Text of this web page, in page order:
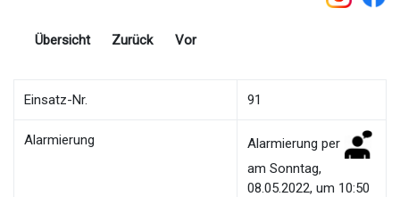
Übersicht Zurück Vor
Einsatz-Nr. 91
Alarmierung
Alarmierung per
am Sonntag,
08.05.2022, um 10:50